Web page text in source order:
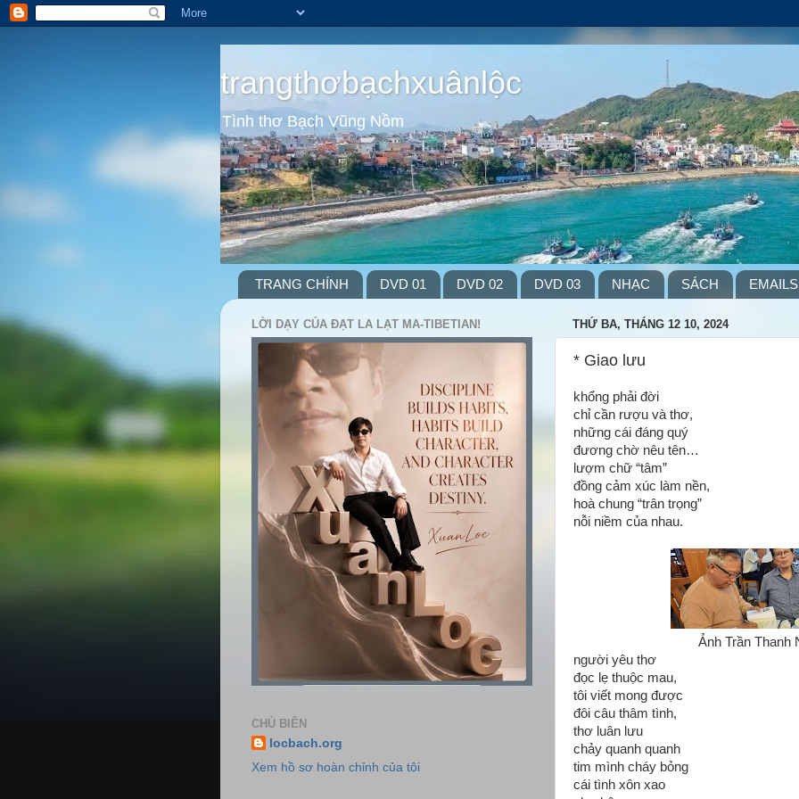
trangthơbạchxuânlộc
Tình thơ Bạch Vũng Nồm
TRANG CHÍNH DVD 01 DVD 02 DVD 03 NHẠC SÁCH EMAILS
THỨ BA, THÁNG 12 10, 2024
* Giao lưu
khổng phải đời
chỉ cần rượu và thơ,
những cái đáng quý
đương chờ nêu tên…
lượm chữ “tâm”
đồng cảm xúc làm nền,
hoà chung “trân trọng”
nỗi niềm của nhau.
Ảnh Trần Thanh
người yêu thơ
đọc lẹ thuộc mau,
tôi viết mong được
đôi câu thâm tình,
thơ luân lưu
chảy quanh quanh
tim mình cháy bỏng
cái tình xôn xao
LỜI DẠY CỦA ĐẠT LA LẠT MA-TIBETIAN!
CHỦ BIÊN
locbach.org
Xem hồ sơ hoàn chỉnh của tôi